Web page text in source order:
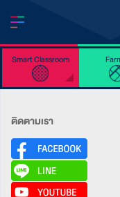
Smart Classroom
ติดตามเรา